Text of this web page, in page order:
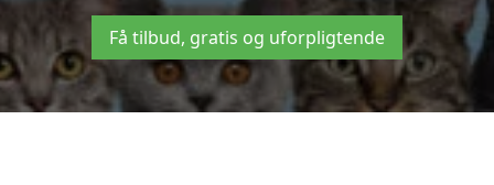
Få tilbud, gratis og uforpligtende